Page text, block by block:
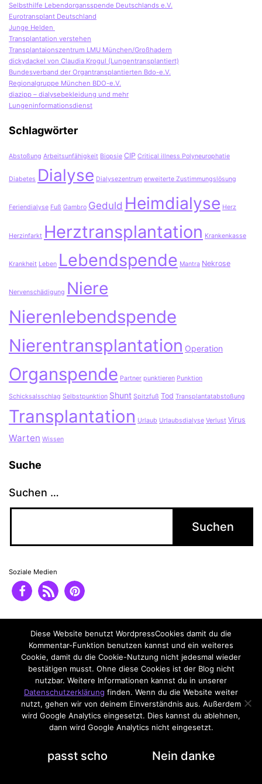
Selbsthilfe Lebendorgansspende Deutschlands e.V.
Eurotransplant Deutschland
Junge Helden
Transplantation verstehen
Transplantaionszentrum LMU München/Großhadern
dickydackel von Claudia Krogul (Lungentransplantiert)
Bundesverband der Organtransplantierten Bdo-e.V.
Regionalgruppe München BDO-e.V.
diazipp – dialysebekleidung und mehr
Lungeninformationsdienst
Schlagwörter
Abstoßung Arbeitsunfähigkeit Biopsie CIP Critical illness Polyneurophatie
Diabetes Dialyse Dialysezentrum erweiterte Zustimmungslösung
Feriendialyse Fuß Gambro Geduld Heimdialyse Herz
Herzinfarkt Herztransplantation Krankenkasse
Krankheit Leben Lebendspende Mantra Nekrose
Nervenschädigung Niere
Nierenlebendspende
Nierentransplantation Operation
Organspende Partner punktieren Punktion
Schicksalsschlag Selbstpunktion Shunt Spitzfuß Tod Transplantatabstoßung
Transplantation Urlaub Urlaubsdialyse Verlust Virus
Warten Wissen
Suche
Suchen …
Soziale Medien
Datenschutzerklärung
Diese Website benutzt WordpressCookies damit du die
Kommentar-Funktion benutzen kannst und ein weiteres
Cookie, damit du die Cookie-Nutzung nicht jedesmal wieder
bestätigen musst. Ohne diese Cookies ist der Blog nicht
nutzbar. Weitere Informationen kannst du in unserer
Datenschutzerklärung finden. Wenn du die Website weiter
nutzt, gehen wir von deinem Einverständnis aus. Außerdem
wird Google Analytics eingesetzt. Dies kannst du ablehnen,
dann wird Google Analytics nicht eingesetzt.
passt scho Nein danke